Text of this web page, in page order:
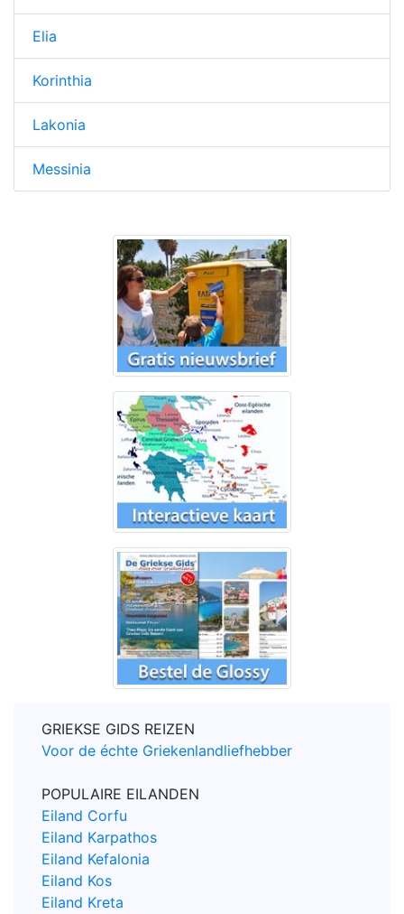
Elia
Korinthia
Lakonia
Messinia
GRIEKSE GIDS REIZEN
Voor de échte Griekenlandliefhebber
POPULAIRE EILANDEN
Eiland Corfu
Eiland Karpathos
Eiland Kefalonia
Eiland Kos
Eiland Kreta